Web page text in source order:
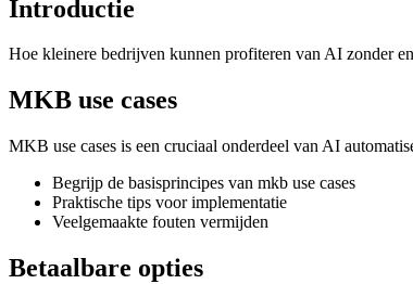
Introductie
Hoe kleinere bedrijven kunnen profiteren van AI zonder
MKB use cases
MKB use cases is een cruciaal onderdeel van AI
Begrijp de basisprincipes van mkb use cases
Praktische tips voor implementatie
Veelgemaakte fouten vermijden
Betaalbare opties